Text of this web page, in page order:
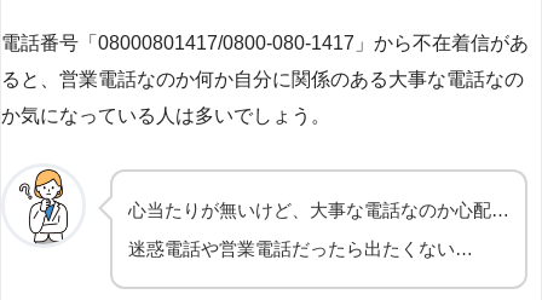
電話番号「08000801417/0800-080-1417」から不在着信があ
ると、営業電話なのか何か自分に関係のある大事な電話なの
か気になっている人は多いでしょう。
心当たりが無いけど、大事な電話なのか心配…
迷惑電話や営業電話だったら出たくない…